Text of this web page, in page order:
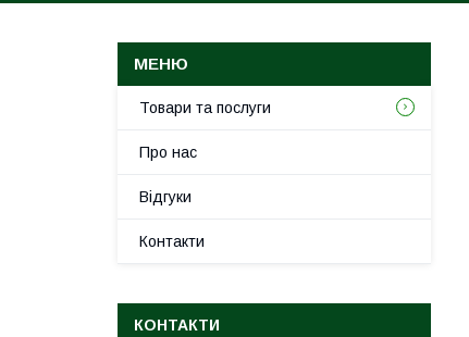
Товари та послуги
Про нас
Відгуки
Контакти
КОНТАКТИ